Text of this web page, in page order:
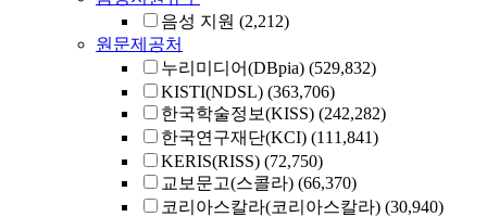
음성 지원 (2,212)
원문제공처
누리미디어(DBpia) (529,832)
KISTI(NDSL) (363,706)
한국학술정보(KISS) (242,282)
한국연구재단(KCI) (111,841)
KERIS(RISS) (72,750)
교보문고(스콜라) (66,370)
코리아스칼라(코리아스칼라) (30,940)